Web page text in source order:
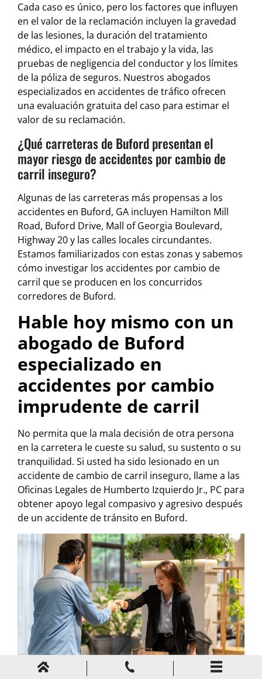
Cada caso es único, pero los factores que influyen
en el valor de la reclamación incluyen la gravedad
de las lesiones, la duración del tratamiento
médico, el impacto en el trabajo y la vida, las
pruebas de negligencia del conductor y los límites
de la póliza de seguros. Nuestros abogados
especializados en accidentes de tráfico ofrecen
una evaluación gratuita del caso para estimar el
valor de su reclamación.
¿Qué carreteras de Buford presentan el
mayor riesgo de accidentes por cambio de
carril inseguro?
Algunas de las carreteras más propensas a los
accidentes en Buford, GA incluyen Hamilton Mill
Road, Buford Drive, Mall of Georgia Boulevard,
Highway 20 y las calles locales circundantes.
Estamos familiarizados con estas zonas y sabemos
cómo investigar los accidentes por cambio de
carril que se producen en los concurridos
corredores de Buford.
Hable hoy mismo con un
abogado de Buford
especializado en
accidentes por cambio
imprudente de carril
No permita que la mala decisión de otra persona
en la carretera le cueste su salud, su sustento o su
tranquilidad. Si usted ha sido lesionado en un
accidente de cambio de carril inseguro, llame a las
Oficinas Legales de Humberto Izquierdo Jr., PC para
obtener apoyo legal compasivo y agresivo después
de un accidente de tránsito en Buford.